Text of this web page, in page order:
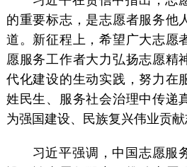
的重要标志，是志愿者服务他
道。新征程上，希望广大志愿
愿服务工作者大力弘扬志愿精
代化建设的生动实践，努力在
姓民生、服务社会治理中传递
为强国建设、民族复兴伟业贡献
习近平强调，中国志愿服